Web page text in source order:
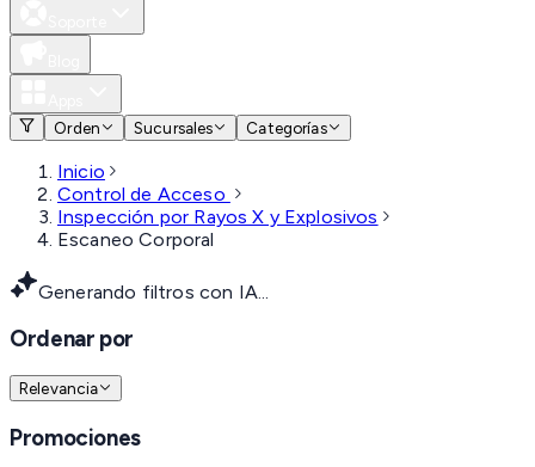
Orden
Sucursales Categorías
Inicio
Control de Acceso
Inspección por Rayos X y Explosivos
Escaneo Corporal
Generando filtros con IA...
Ordenar por
Relevancia
Promociones